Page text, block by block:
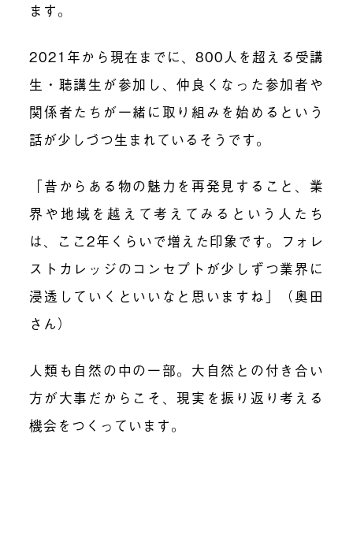
ます。
2021年から現在までに、800人を超える受講
生・聴講生が参加し、仲良くなった参加者や
関係者たちが一緒に取り組みを始めるという
話が少しづつ生まれているそうです。
「昔からある物の魅力を再発見すること、業
界や地域を越えて考えてみるという人たち
は、ここ2年くらいで増えた印象です。フォレ
ストカレッジのコンセプトが少しずつ業界に
浸透していくといいなと思いますね」（奥田
さん）
人類も自然の中の一部。大自然との付き合い
方が大事だからこそ、現実を振り返り考える
機会をつくっています。